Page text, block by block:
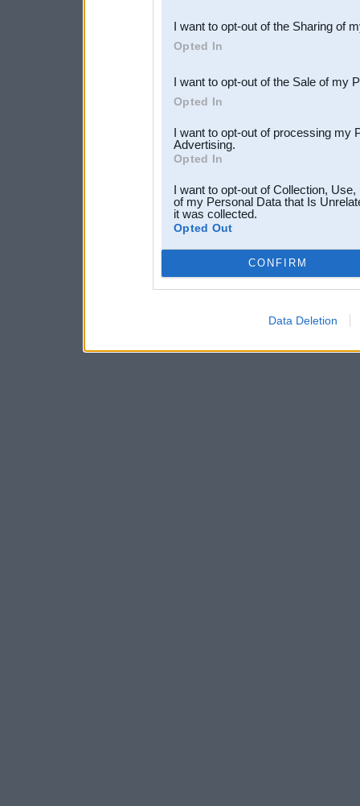
Downstream Participants
third parties.
I want to opt-out of the Sharing of
Opted In
I want to opt-out of the Sale of my
Opted In
I want to opt-out of processing my
Advertising.
Opted In
I want to opt-out of Collection,
of my Personal Data that Is
it was collected.
Opted Out
CONFIRM
Data Deletion